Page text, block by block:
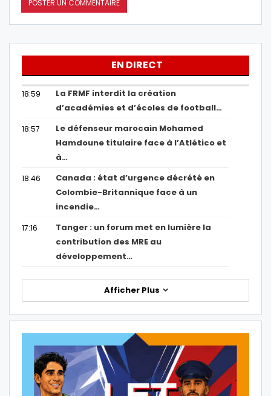
EN DIRECT
18:59
La FRMF interdit la création
d’académies et d’écoles de football…
18:57
Le défenseur marocain Mohamed
Hamdoune titulaire face à l’Atlético et
à…
18:46
Canada : état d’urgence décrété en
Colombie-Britannique face à un
incendie…
17:16
Tanger : un forum met en lumière la
contribution des MRE au
développement…
Afficher Plus